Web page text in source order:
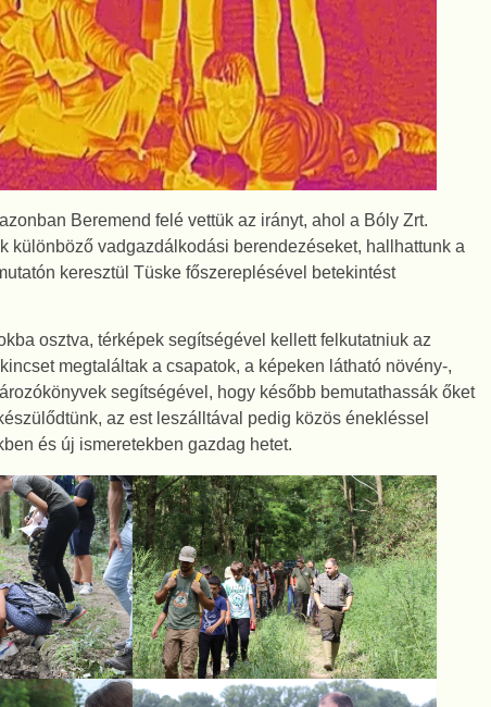
Beremend felé vettük az irányt, ahol a Bóly Zrt.
különböző vadgazdálkodási berendezéseket, hallhattunk a
keresztül Tüske főszereplésével betekintést
osztva, térképek segítségével kellett felkutatniuk az
megtaláltak a csapatok, a képeken látható növény-,
segítségével, hogy később bemutathassák őket
az est leszálltával pedig közös énekléssel
és új ismeretekben gazdag hetet.